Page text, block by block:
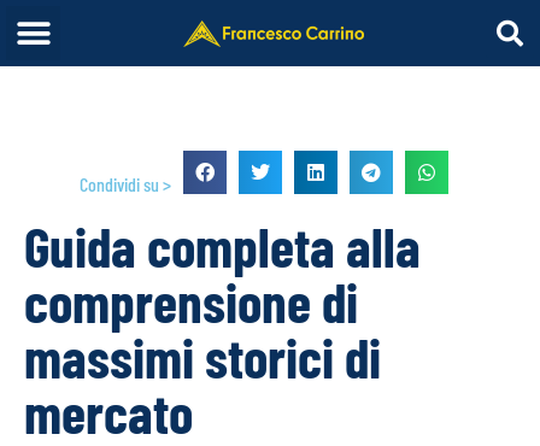
Condividi su >
Guida completa alla
comprensione di
massimi storici di
mercato